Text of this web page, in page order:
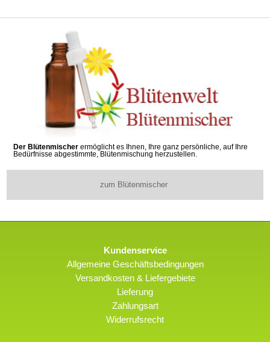
Der Blütenmischer ermöglicht es Ihnen, Ihre ganz persönliche, auf Ihre
Bedürfnisse abgestimmte, Blütenmischung herzustellen.
zum Blütenmischer
Kundenservice
Allgemeine Geschäftsbedingungen
Versandkosten & Liefergebiete
Lieferung
Zahlungsart
Widerrufsrecht